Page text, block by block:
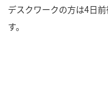
デスクワークの方は4日
す。